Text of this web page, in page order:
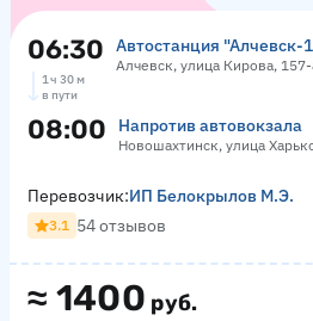
06:30 Автостанция "Алчевск-
Алчевск, улица Кирова,
1 ч 30 м
в пути
08:00 Напротив автовокзала
Новошахтинск, улица
≈ 1400 руб.
Перевозчик:ИП Белокрылов М.Э.
3.1 54 отзывов